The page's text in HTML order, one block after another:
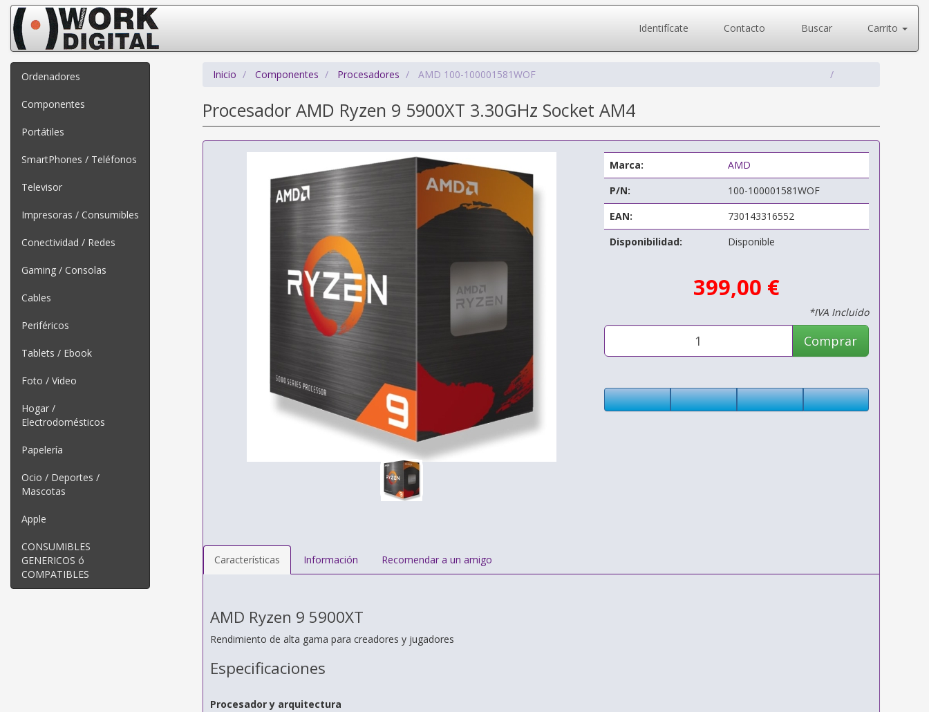
Identifícate Contacto Buscar Carrito
Ordenadores
Componentes
Portátiles
SmartPhones / Teléfonos
Televisor
Impresoras / Consumibles
Conectividad / Redes
Gaming / Consolas
Cables
Periféricos
Tablets / Ebook
Foto / Video
Hogar /
Electrodomésticos
Papelería
Ocio / Deportes /
Mascotas
Apple
CONSUMIBLES
GENERICOS ó
COMPATIBLES
Inicio Componentes Procesadores AMD 100-100001581WOF
Procesador AMD Ryzen 9 5900XT 3.30GHz Socket AM4
Marca:
AMD
P/N:
100-100001581WOF
EAN:
730143316552
Disponibilidad:
Disponible
399,00 €
*IVA Incluido
Comprar
Características Información Recomendar a un amigo
AMD Ryzen 9 5900XT
Rendimiento de alta gama para creadores y jugadores
Especificaciones
Procesador y arquitectura